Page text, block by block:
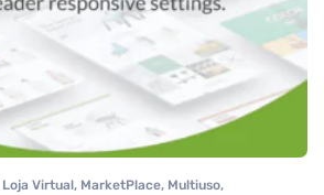
Loja Virtual, MarketPlace, Multiuso,